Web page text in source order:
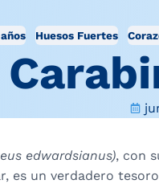
Huesos Fuertes
edwardsianus), con
es un verdadero